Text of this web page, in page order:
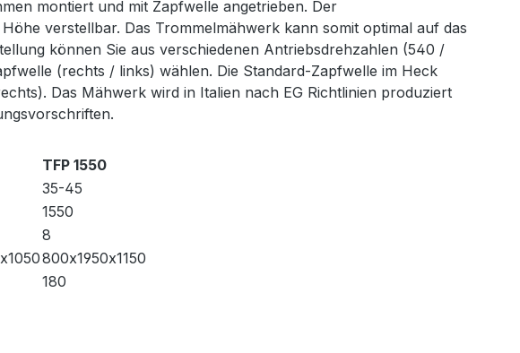
montiert und mit Zapfwelle angetrieben. Der
verstellbar. Das Trommelmähwerk kann somit optimal auf das
können Sie aus verschiedenen Antriebsdrehzahlen (540 /
(rechts / links) wählen. Die Standard-Zapfwelle im Heck
Das Mähwerk wird in Italien nach EG Richtlinien produziert
TFP 1550
35-45
1550
8
800x1950x1150
180